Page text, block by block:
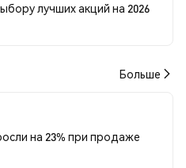
лучших акций на 2026
Больше
на 23% при продаже